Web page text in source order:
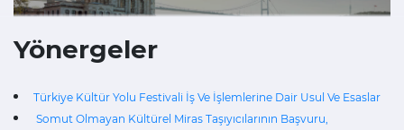
Yönergeler
Türkiye Kültür Yolu Festivali İş Ve İşlemlerine Dair Usul Ve Esaslar
Somut Olmayan Kültürel Miras Taşıyıcılarının Başvuru,